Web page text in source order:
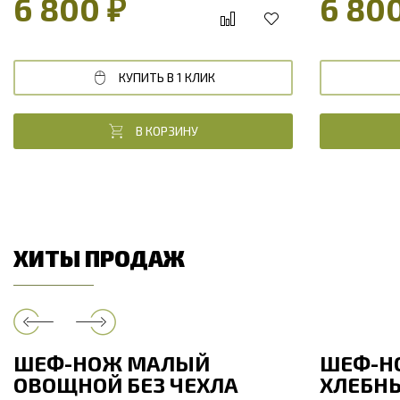
6 800 ₽
КУПИТЬ В 1 КЛИК
В КОРЗИНУ
6
ХИТЫ ПРОДАЖ
ШЕФ-НОЖ МАЛЫЙ
ОВОЩНОЙ БЕЗ ЧЕХЛА
ШЕФ-